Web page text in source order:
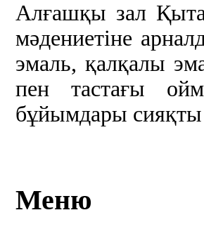
Алғашқы зал
мәдениетіне
эмаль, қалқалы
пен тастағы
бұйымдары
Меню